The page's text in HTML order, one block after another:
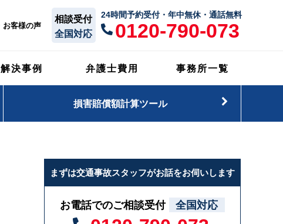
お客様の声
相談受付
全国対応
24時間予約受付・年中無休・通話無料
0120-790-073
解決事例 弁護士費用 事務所一覧
損害賠償額計算ツール
まずは交通事故スタッフがお話をお伺いします
お電話でのご相談受付 全国対応